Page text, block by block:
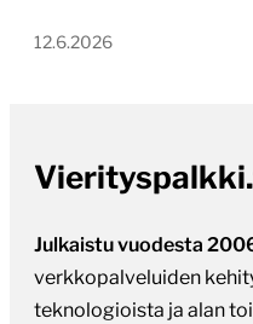
12.6.2026
Julkaistu vuodesta
verkkopalveluiden
teknologioista ja alan